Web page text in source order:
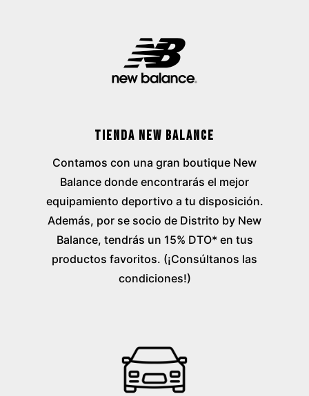
Tienda New Balance
Contamos con una gran boutique New
Balance donde encontrarás el mejor
equipamiento deportivo a tu disposición.
Además, por se socio de Distrito by New
Balance, tendrás un 15% DTO* en tus
productos favoritos. (¡Consúltanos las
condiciones!)